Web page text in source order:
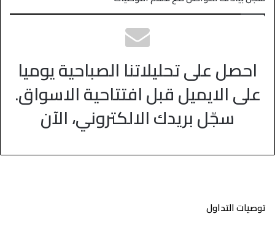
احصل على تحليلاتنا الصباحية يوميا
على الايميل قبل افتتاحية الاسواق.
سجّل بريدك الالكتروني، الآن
توصيات التداول